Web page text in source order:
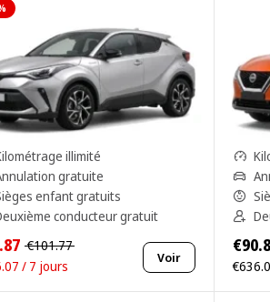
illimité
gratuite
enfant gratuits
conducteur gratuit
€101.77
/ 7 jours
Voir